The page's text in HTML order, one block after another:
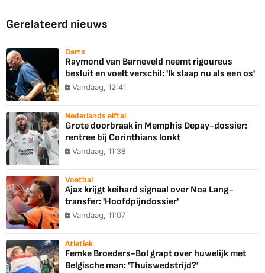
Gerelateerd nieuws
Darts
Raymond van Barneveld neemt rigoureus
besluit en voelt verschil: 'Ik slaap nu als een os'
Vandaag, 12:41
Nederlands elftal
Grote doorbraak in Memphis Depay-dossier:
rentree bij Corinthians lonkt
Vandaag, 11:38
Voetbal
Ajax krijgt keihard signaal over Noa Lang-
transfer: 'Hoofdpijndossier'
Vandaag, 11:07
Atletiek
Femke Broeders-Bol grapt over huwelijk met
Belgische man: 'Thuiswedstrijd?'